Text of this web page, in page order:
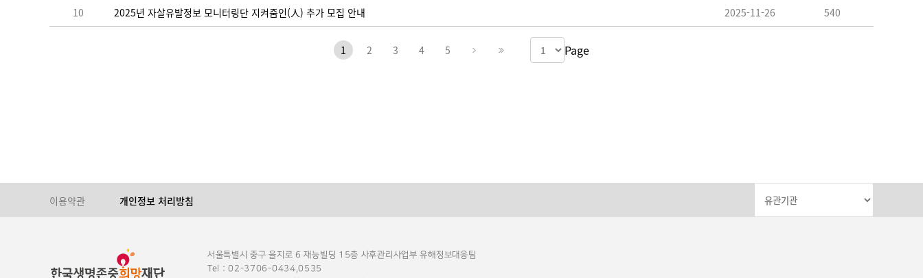
10 2025년 자살유발정보 모니터링단 지켜줌인(人) 추가 모집 안내 2025-11-26 540
1 2 3 4 5 Page
이용약관 개인정보 처리방침
서울특별시 중구 을지로 6 재능빌딩 15층 사후관리사업부 유해정보대응팀
Tel : 02-3706-0434,0535